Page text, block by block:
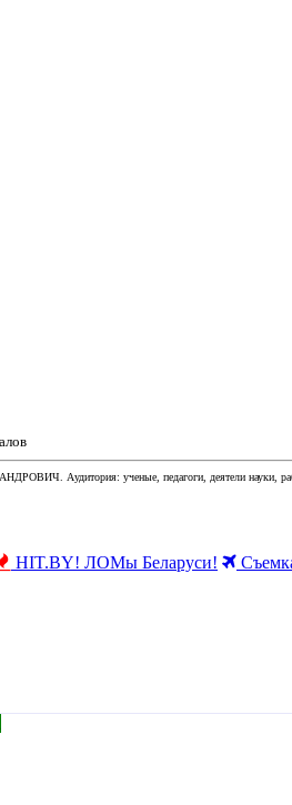
. Аудитория: ученые, педагоги, деятели науки,
HIT.BY! ЛОМы Беларуси!